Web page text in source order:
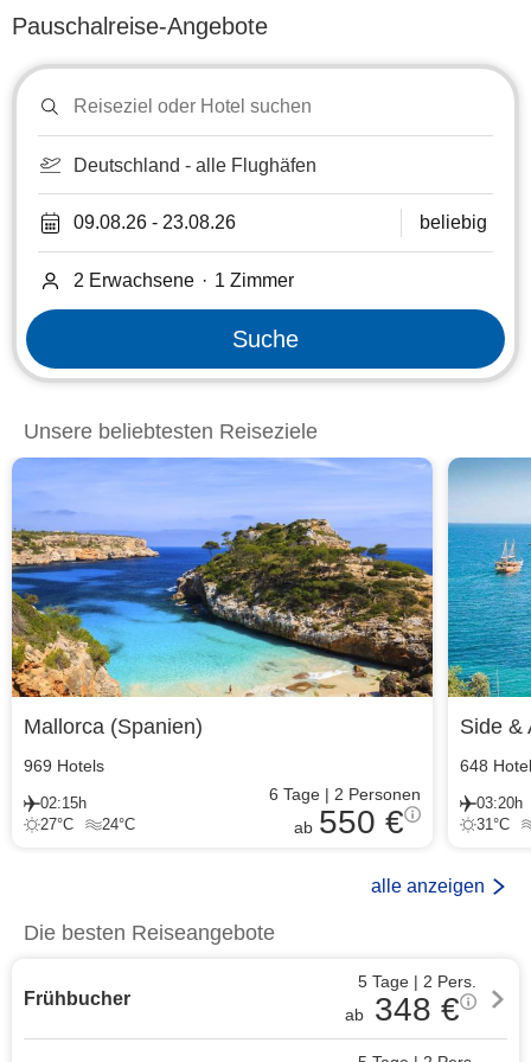
Pauschalreise-Angebote
oder
Deutschland - alle Flughäfen
09.08.26 - 23.08.26 beliebig
2 Erwachsene · 1 Zimmer
Suche
Unsere beliebtesten Reiseziele
Mallorca (Spanien)
969 Hotels
02:15h
27°C 24°C
6 Tage| 2 Personen
ab 550 €
Side &
648
03:20h
31°C
alle anzeigen
Die besten Reiseangebote
Frühbucher
5 Tage | 2 Pers.
ab
348 €